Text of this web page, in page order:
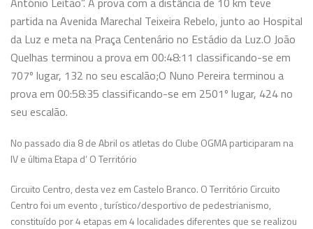
partida na Avenida Marechal Teixeira Rebelo, junto ao Hospital
da Luz e meta na Praça Centenário no Estádio da Luz.O João
Quelhas terminou a prova em 00:48:11 classificando-se em
707º lugar, 132 no seu escalão;O Nuno Pereira terminou a
prova em 00:58:35 classificando-se em 2501º lugar, 424 no
seu escalão.
No passado dia 8 de Abril os atletas do Clube OGMA participaram na
IV e última Etapa d’ O Território
Circuito Centro, desta vez em Castelo Branco. O Território Circuito
Centro foi um evento , turístico/desportivo de pedestrianismo,
constituído por 4 etapas em 4 localidades diferentes que se realizou